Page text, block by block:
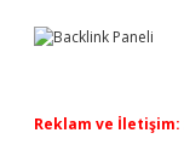
Reklam ve İletişim: